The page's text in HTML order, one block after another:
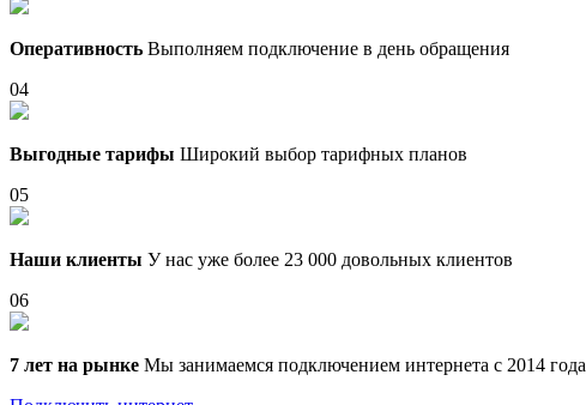
Оперативность Выполняем подключение в день обращения
04
Выгодные тарифы Широкий выбор тарифных планов
05
Наши клиенты У нас уже более 23 000 довольных клиентов
06
7 лет на рынке Мы занимаемся подключением интернета с 2014 года